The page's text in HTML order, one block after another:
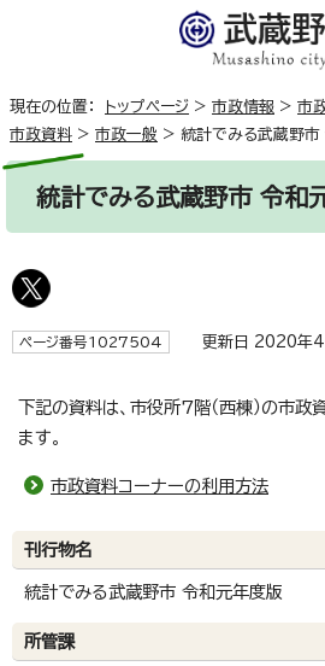
現在の位置： トップページ > 市政情報 > 市
市政資料 > 市政一般 > 統計でみる武蔵野
統計でみる武蔵野市 令和
ページ番号1027504 更新日 2020年4
下記の資料は、市役所7階（西棟）の市
ます。
市政資料コーナーの利用方法
刊行物名
統計でみる武蔵野市 令和元年度版
所管課